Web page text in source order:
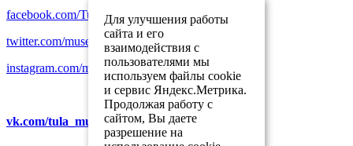
facebook.com/TulaMuseumAssociation
twitter.com/museum_tula
instagram.com/museum_tula
vk.com/tula_museum_association
Для улучшения работы
сайта и его
взаимодействия с
пользователями мы
используем файлы cookie
и сервис Яндекс.Метрика.
Продолжая работу с
сайтом, Вы даете
разрешение на